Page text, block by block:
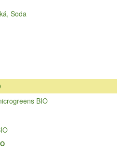
Soda
BIO